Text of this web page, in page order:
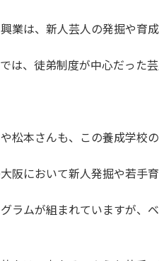
業は、新人芸人の発掘や育
は、徒弟制度が中心だった
松本さんも、この養成学校の
阪において新人発掘や若手
ラムが組まれていますが、